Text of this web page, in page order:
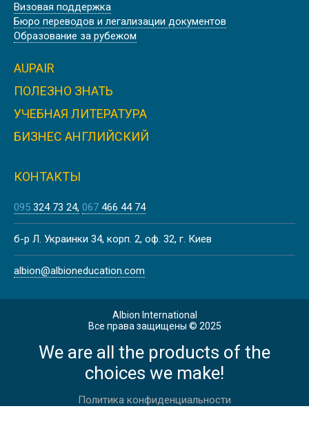
WASHINGTON STATE UNIVERSITY |
CША
ILLINOIS STATE UNIVERSITY | CША
COLORADO STATE UNIVERSITY |
CША
UNIVERSITY OF APPLIED SCIENCES
FRANKFURT, ГЕРМАНИЯ
Визовая поддержка
Бюро переводов и легализации документов
Образование за рубежом
AUPAIR
ПОЛЕЗНО ЗНАТЬ
УЧЕБНАЯ ЛИТЕРАТУРА
БИЗНЕС АНГЛИЙСКИЙ
КОНТАКТЫ
095 324 73 24 067 466 44 74
б-р Л. Украинки 34, корп. 2, оф. 32, г. Киев
albion@albioneducation.com
Albion International
Все права защищены © 2025
We are all the products of the
choices we make!
Политика конфиденциальности